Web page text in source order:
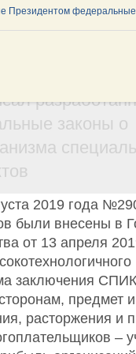
Президентом
области охраны
законы о
2019 года
были внесены в
от 13 апреля
заключения
предмет
расторжения и
–